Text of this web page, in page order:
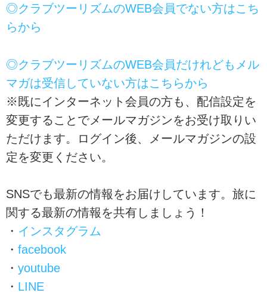
◎クラブツーリズムのWEB会員でない方はこち
らから
◎クラブツーリズムのWEB会員だけれどもメル
マガは受信していない方はこちらから
※既にインターネット会員の方も、配信設定を
変更することでメールマガジンをお受け取りい
ただけます。ログイン後、メールマガジンの設
定を変更ください。
SNSでも最新の情報をお届けしています。旅に
関する最新の情報を共有しましょう！
・ インスタグラム
・ facebook
・ youtube
・ LINE